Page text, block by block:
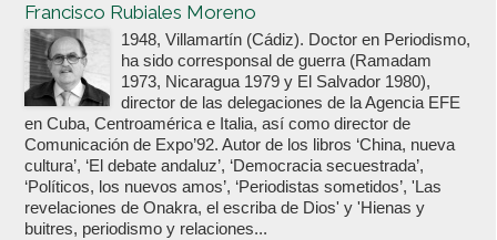
Francisco Rubiales Moreno
1948, Villamartín (Cádiz). Doctor en Periodismo,
ha sido corresponsal de guerra (Ramadam
1973, Nicaragua 1979 y El Salvador 1980),
director de las delegaciones de la Agencia EFE
en Cuba, Centroamérica e Italia, así como director de
Comunicación de Expo’92. Autor de los libros ‘China, nueva
cultura’, ‘El debate andaluz’, ‘Democracia secuestrada’,
‘Políticos, los nuevos amos’, ‘Periodistas sometidos’, 'Las
revelaciones de Onakra, el escriba de Dios' y 'Hienas y
buitres, periodismo y relaciones...